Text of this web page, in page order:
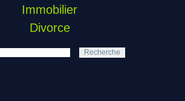
Immobilier
Divorce
Recherche